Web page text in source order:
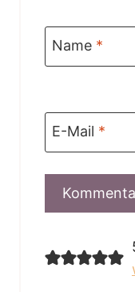
Name *
E-Mail *